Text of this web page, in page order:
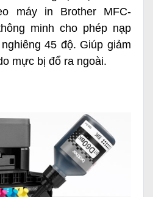
máy in Brother MFC-
minh cho phép nạp
45 độ. Giúp giảm
mực bị đổ ra ngoài.